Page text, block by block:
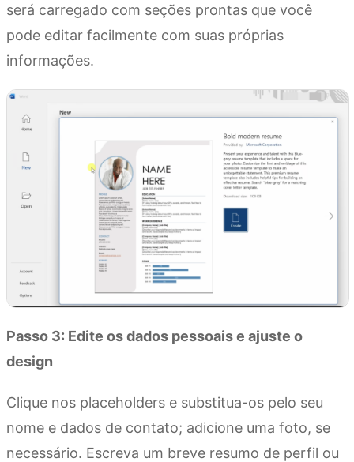
será carregado com seções prontas que você
pode editar facilmente com suas próprias
informações.
Passo 3: Edite os dados pessoais e ajuste o
design
Clique nos placeholders e substitua-os pelo seu
nome e dados de contato; adicione uma foto, se
necessário. Escreva um breve resumo de perfil ou